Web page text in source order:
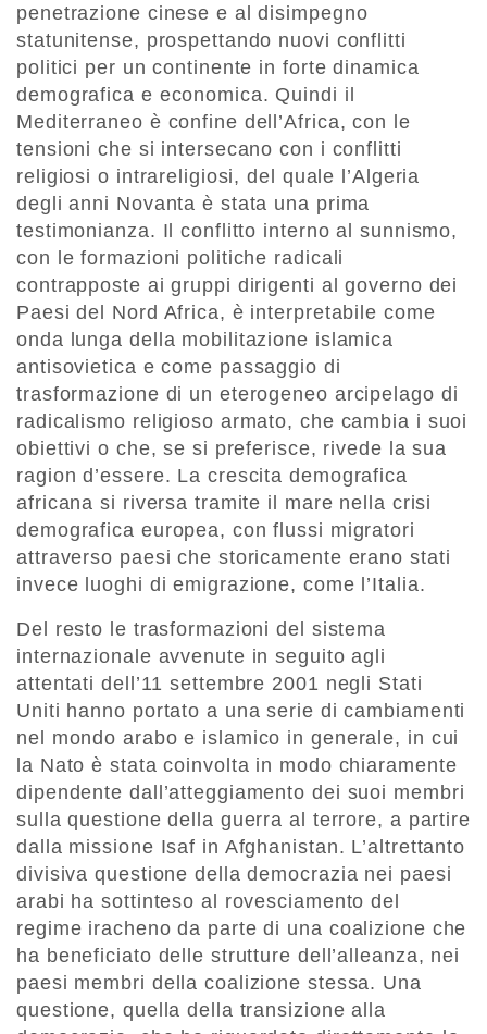
penetrazione cinese e al disimpegno
statunitense, prospettando nuovi conflitti
politici per un continente in forte dinamica
demografica e economica. Quindi il
Mediterraneo è confine dell’Africa, con le
tensioni che si intersecano con i conflitti
religiosi o intrareligiosi, del quale l’Algeria
degli anni Novanta è stata una prima
testimonianza. Il conflitto interno al sunnismo,
con le formazioni politiche radicali
contrapposte ai gruppi dirigenti al governo dei
Paesi del Nord Africa, è interpretabile come
onda lunga della mobilitazione islamica
antisovietica e come passaggio di
trasformazione di un eterogeneo arcipelago di
radicalismo religioso armato, che cambia i suoi
obiettivi o che, se si preferisce, rivede la sua
ragion d’essere. La crescita demografica
africana si riversa tramite il mare nella crisi
demografica europea, con flussi migratori
attraverso paesi che storicamente erano stati
invece luoghi di emigrazione, come l’Italia.
Del resto le trasformazioni del sistema
internazionale avvenute in seguito agli
attentati dell’11 settembre 2001 negli Stati
Uniti hanno portato a una serie di cambiamenti
nel mondo arabo e islamico in generale, in cui
la Nato è stata coinvolta in modo chiaramente
dipendente dall’atteggiamento dei suoi membri
sulla questione della guerra al terrore, a partire
dalla missione Isaf in Afghanistan. L’altrettanto
divisiva questione della democrazia nei paesi
arabi ha sottinteso al rovesciamento del
regime iracheno da parte di una coalizione che
ha beneficiato delle strutture dell’alleanza, nei
paesi membri della coalizione stessa. Una
questione, quella della transizione alla